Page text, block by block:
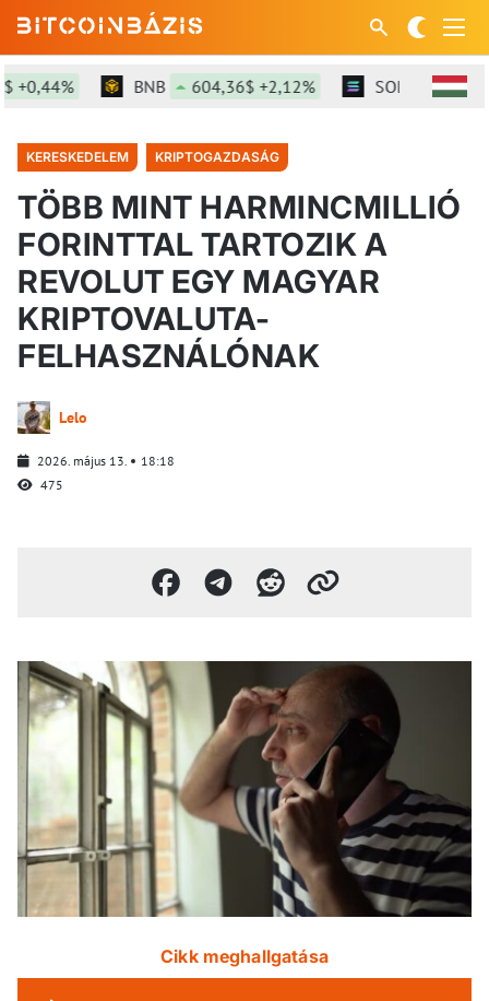
BNB 604,36$ +2,12% SOL 76,21$
KERESKEDELEM KRIPTOGAZDASÁG
TÖBB MINT HARMINCMILLIÓ
FORINTTAL TARTOZIK A
REVOLUT EGY MAGYAR
KRIPTOVALUTA-
FELHASZNÁLÓNAK
Lelo
2026. május 13.
18:18
475
Cikk meghallgatása